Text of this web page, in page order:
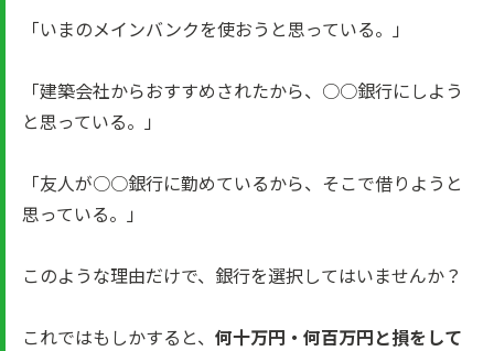
「いまのメインバンクを使おうと思っている。」
「建築会社からおすすめされたから、○○銀行にしよう
と思っている。」
「友人が○○銀行に勤めているから、そこで借りようと
思っている。」
このような理由だけで、銀行を選択してはいませんか？
これではもしかすると、 何十万円・何百万円と損をして